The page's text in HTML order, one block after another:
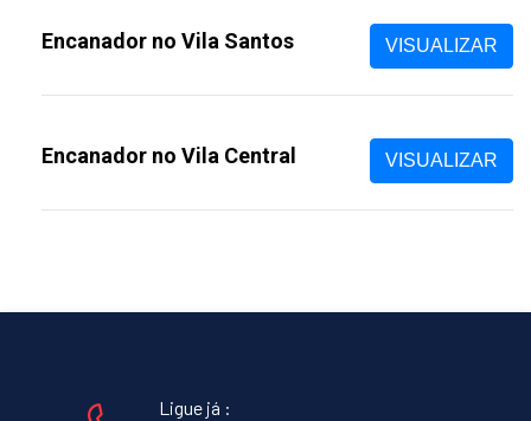
Encanador no Vila Santos VISUALIZAR
Encanador no Vila Central VISUALIZAR
Ligue já :